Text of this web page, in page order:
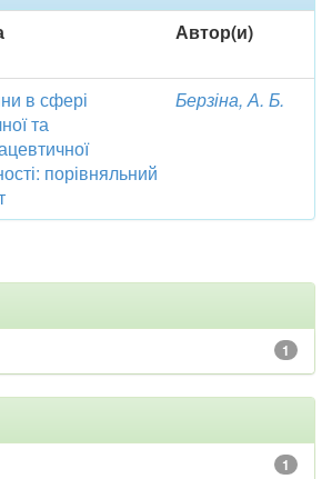
Автор(и)
в сфері
та
порівняльний
Берзіна, А. Б.
1
1